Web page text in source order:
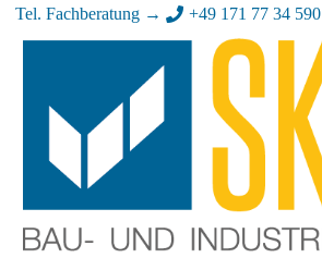
Tel. Fachberatung → +49 171 77 34 590